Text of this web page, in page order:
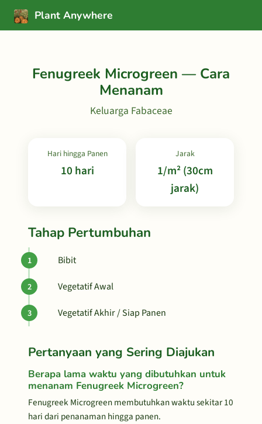
Plant Anywhere
Fenugreek Microgreen — Cara
Menanam
Keluarga Fabaceae
Hari hingga Panen
10 hari
Jarak
1/m² (30cm
jarak)
Tahap Pertumbuhan
Bibit
Vegetatif Awal
Vegetatif Akhir / Siap Panen
Pertanyaan yang Sering Diajukan
Berapa lama waktu yang dibutuhkan untuk
menanam Fenugreek Microgreen?
Fenugreek Microgreen membutuhkan waktu sekitar 10
hari dari penanaman hingga panen.